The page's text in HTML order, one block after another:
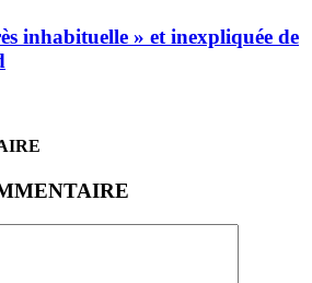
inhabituelle » et inexpliquée de